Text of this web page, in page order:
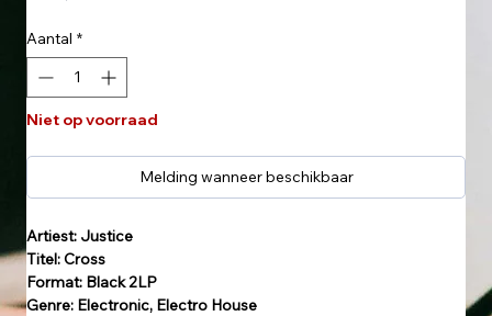
Aantal *
Niet op voorraad
Melding wanneer beschikbaar
Artiest: Justice
Titel: Cross
Format: Black 2LP
Genre: Electronic, Electro House